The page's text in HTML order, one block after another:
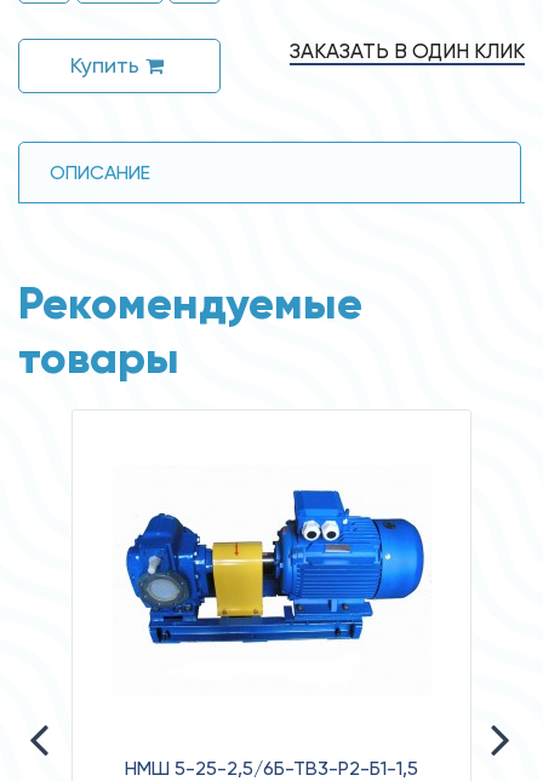
Купить
ЗАКАЗАТЬ В ОДИН КЛИК
ОПИСАНИЕ
Рекомендуемые
товары
НМШ 5-25-2,5/6Б-ТВ3-Р2-Б1-1,5